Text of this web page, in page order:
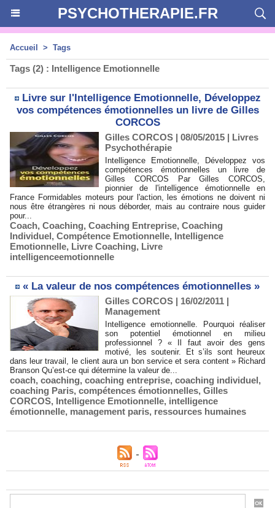
PSYCHOTHERAPIE.FR
Accueil > Tags
Tags (2) : Intelligence Emotionnelle
Livre sur l'Intelligence Emotionnelle, Développez
vos compétences émotionnelles un livre de Gilles
CORCOS
Gilles CORCOS | 08/05/2015 | Livres
Psychothérapie
Intelligence Emotionnelle, Développez vos
compétences émotionnelles un livre de
Gilles CORCOS Par Gilles CORCOS,
pionnier de l'intelligence émotionnelle en
France Formidables moteurs pour l'action, les émotions ne doivent ni
nous être étrangères ni nous déborder, mais au contraire nous guider
pour...
Coach, Coaching, Coaching Entreprise, Coaching
Individuel, Compétence Emotionnelle, Intelligence
Emotionnelle, Livre Coaching, Livre
intelligenceemotionnelle
« La valeur de nos compétences émotionnelles »
Gilles CORCOS | 16/02/2011 |
Management
Intelligence emotionnelle. Pourquoi réaliser
son potentiel émotionnel en milieu
professionnel ? « Il faut avoir des gens
motivé, les soutenir. Et s’ils sont heureux
dans leur travail, le client aura un bon service et sera content » Richard
Branson Qu’est-ce qui détermine la valeur de...
coach, coaching, coaching entreprise, coaching individuel,
coaching Paris, compétences émotionnelles, Gilles
CORCOS, Intelligence Emotionnelle, intelligence
émotionnelle, management paris, ressources humaines